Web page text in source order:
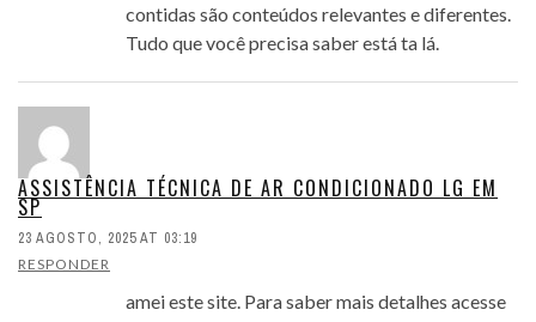
contidas são conteúdos relevantes e diferentes.
Tudo que você precisa saber está ta lá.
ASSISTÊNCIA TÉCNICA DE AR CONDICIONADO LG EM
SP
23 AGOSTO, 2025 AT 03:19
RESPONDER
amei este site. Para saber mais detalhes acesse